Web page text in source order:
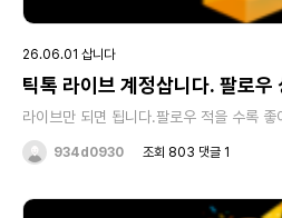
26.06.01 삽니다
틱톡 라이브 계정삽니다. 팔로우
라이브만 되면 됩니다.팔로우 적을 수록 좋
934d0930 조회 803 댓글 1